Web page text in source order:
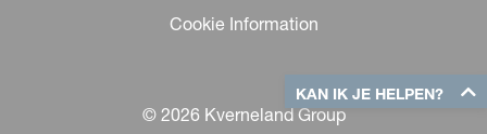
KAN IK JE HELPEN?
Cookie Information
© 2026 Kverneland Group